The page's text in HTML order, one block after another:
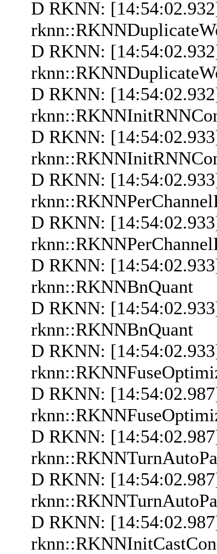
D RKNN:
D RKNN:
D RKNN:
D RKNN:
D RKNN:
D RKNN:
D RKNN:
rknn::RKNNBnQuant
D RKNN:
rknn::RKNNBnQuant
D RKNN:
D RKNN:
D RKNN:
D RKNN:
D RKNN: